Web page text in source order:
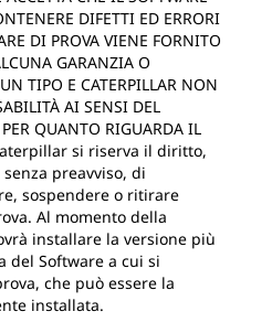
DIFETTI ED ERRORI
DI PROVA VIENE FORNITO
GARANZIA O
TIPO E CATERPILLAR NON
AI SENSI DEL
QUANTO RIGUARDA IL
si riserva il diritto,
preavviso, di
sospendere o ritirare
Al momento della
installare la versione più
del Software a cui si
che può essere la
installata.